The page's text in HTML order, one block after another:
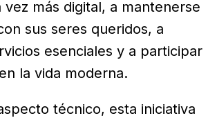
más digital, a mantenerse
sus seres queridos, a
esenciales y a participar
la vida moderna.
técnico, esta iniciativa